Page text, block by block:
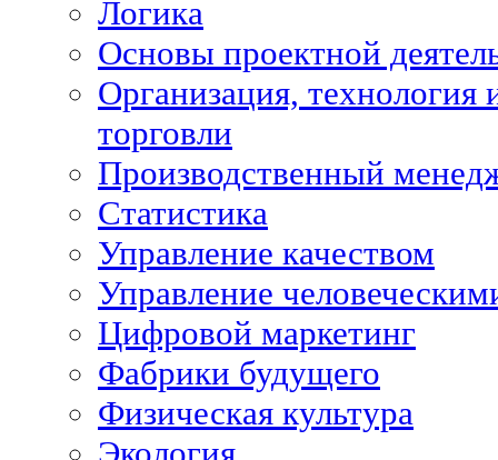
Логика
Основы проектной
Организация, технология
торговли
Производственный
Статистика
Управление качеством
Управление
Цифровой маркетинг
Фабрики будущего
Физическая культура